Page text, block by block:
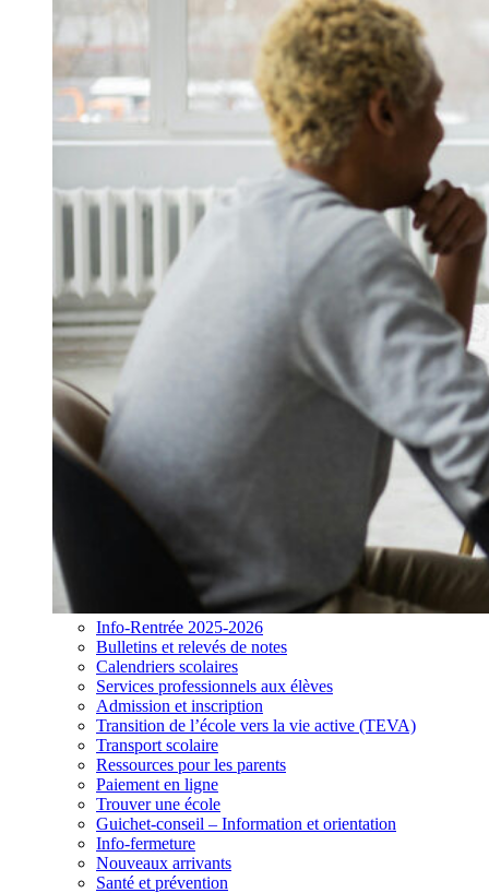
Info-Rentrée 2025-2026
Bulletins et relevés de notes
Calendriers scolaires
Services professionnels aux élèves
Admission et inscription
Transition de l’école vers la vie active (TEVA)
Transport scolaire
Ressources pour les parents
Paiement en ligne
Trouver une école
Guichet-conseil – Information et orientation
Info-fermeture
Nouveaux arrivants
Santé et prévention